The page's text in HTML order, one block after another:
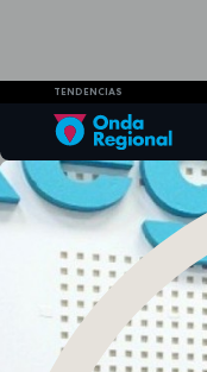
TENDENCIAS